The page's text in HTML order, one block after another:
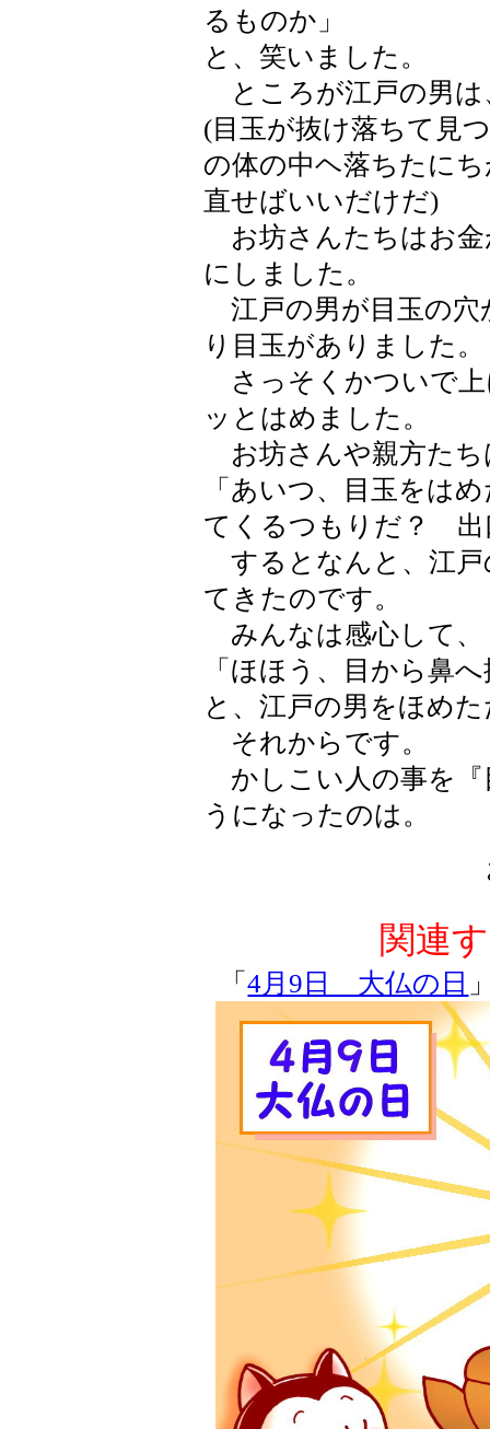
るものか」
と、笑いました。
ところが江戸の男は
(目玉が抜け落ちて見
の体の中ヘ落ちたに
直せばいいだけだ)
お坊さんたちはお金
にしました。
江戸の男が目玉の穴
り目玉がありました。
さっそくかついで上
ッとはめました。
お坊さんや親方たち
「あいつ、目玉をは
てくるつもりだ？ 出
するとなんと、江戸
てきたのです。
みんなは感心して、
「ほほう、目から鼻
と、江戸の男をほめ
それからです。
かしこい人の事を『
うになったのは。
関連
「4月9日 大仏の日